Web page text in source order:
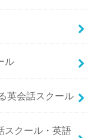
ル
英会話スクール
スクール・英語